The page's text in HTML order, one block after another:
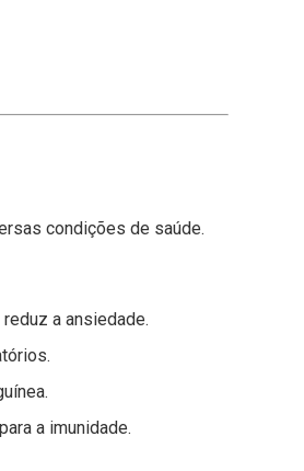
condições de saúde.
a ansiedade.
a imunidade.